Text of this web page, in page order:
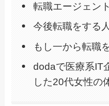
転職エージェン
今後転職をする
もし一から転職
dodaで医療系IT
した20代女性の